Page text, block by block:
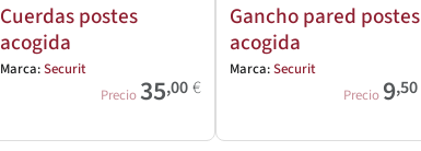
Cuerdas postes
acogida
Marca:Securit
Precio 35,00€
Gancho pared postes
acogida
Marca:Securit
Precio 9,50